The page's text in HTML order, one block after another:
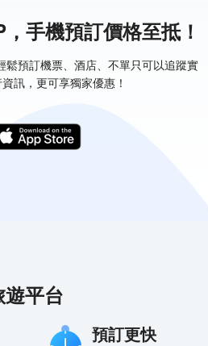
手機預訂價格至抵！
鬆預訂機票、酒店、不單只可以追蹤實
訊，更可享獨家優惠！
平台
預訂更快